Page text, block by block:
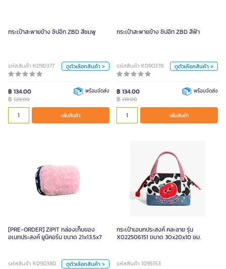
กระเป๋าสะพายข้าง ซิปอิท ZBD สีชมพู
รหัสสินค้า K090377 ดูตัวเลือกสินค้า >
฿ 134.00
฿ 529.00
พร้อมจัดส่ง
เพิ่มสินค้า
ดำ
หน่วย
กระเป๋าสะพายข้าง ซิปอิท ZBD สีฟ้า
รหัสสินค้า K090378 ดูตัวเลือกสินค้า >
฿ 134.00
฿ 139.00
พร้อมจัดส่ง
เพิ่มสินค้า
หน่วย
[PRE-ORDER] ZIPIT กล่องเก็บของ
อเนกประสงค์ ยูนิคอร์น ขนาด 21x13.5x7
รหัสสินค้า K090380 ดูตัวเลือกสินค้า >
[PRE-ORDER] ZIPIT กล่องเก็บของ
อเนกประสงค์ ยูนิคอร์น ขนาด
ขาว-ดำ
กระเป๋าเอนกประสงค์ คละลาย รุ่น
X022506151 ขนาด 30x20x10 ซม.
รหัสสินค้า 1095153